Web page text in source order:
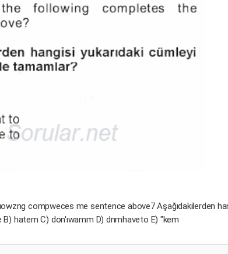
compweces me sentence above7 Aşağıdakilerden
hatem C) don'ıwamm D) dnmhaveto E) "kem